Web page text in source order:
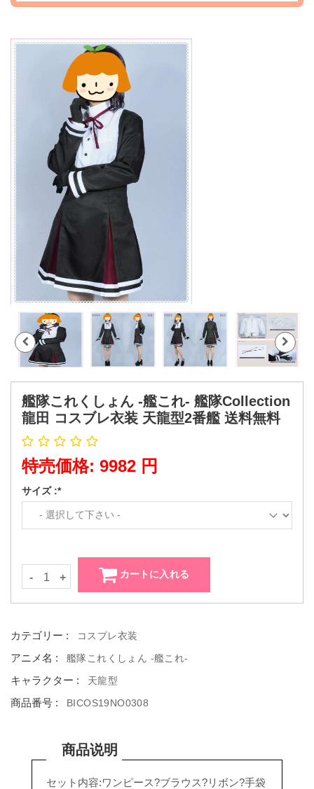
艦隊これくしょん -艦これ- 艦隊Collection
龍田 コスブレ衣装 天龍型2番艦 送料無料
特売価格: 9982 円
サイズ :*
- + カートに入れる
カテゴリー : コスプレ衣装
アニメ名 : 艦隊これくしょん -艦これ-
キャラクター : 天龍型
商品番号 : BICOS19NO0308
商品说明
セット内容:ワンピース?ブラウス?リボン?手袋